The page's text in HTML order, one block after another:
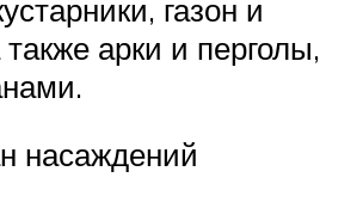
газон и
арки и перголы,
насаждений